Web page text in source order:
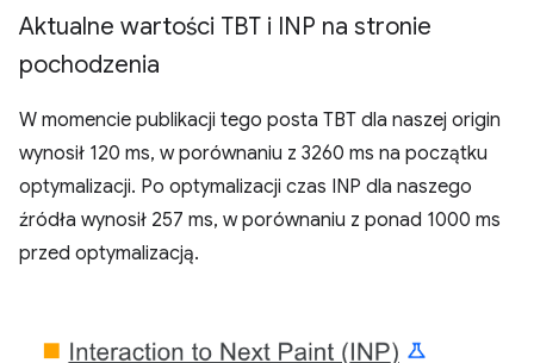
Aktualne wartości TBT i INP na stronie
pochodzenia
W momencie publikacji tego posta TBT dla naszej origin
wynosił 120 ms, w porównaniu z 3260 ms na początku
optymalizacji. Po optymalizacji czas INP dla naszego
źródła wynosił 257 ms, w porównaniu z ponad 1000 ms
przed optymalizacją.